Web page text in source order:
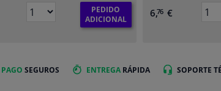
PEDIDO
ADICIONAL
6,76 €
SEGUROS ENTREGA RÁPIDA SOPORTE